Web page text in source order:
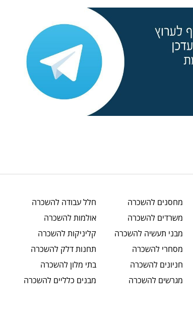
מחסנים להשכרה
משרדים להשכרה
מבני תעשיה להשכרה
מסחרי להשכרה
חניונים להשכרה
מגרשים להשכרה
חלל עבודה להשכרה
אולמותלהשכרה
קליניקותלהשכרה
תחנות דלק להשכרה
בתי מלון להשכרה
מבנים כלליים להשכרה